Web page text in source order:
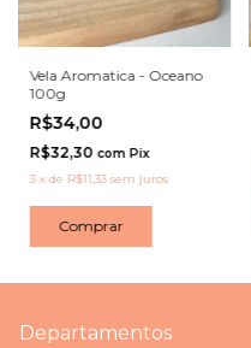
Vela Aromatica - Oceano
100g
R$34,00
R$32,30 com Pix
3 xde R$11,33 sem juros
Comprar
Departamentos